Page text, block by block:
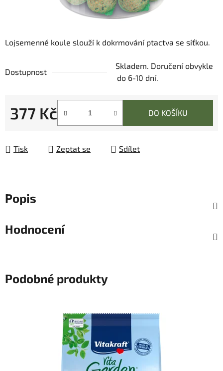
Lojsemenné koule slouží k dokrmování ptactva se síťkou.
Dostupnost
Skladem. Doručení obvykle
do 6-10 dní.
377 Kč DO KOŠÍKU
Tisk Zeptat se Sdílet
Popis
Hodnocení
Podobné produkty